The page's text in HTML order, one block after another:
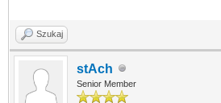
Szukaj
stAch
Senior Member